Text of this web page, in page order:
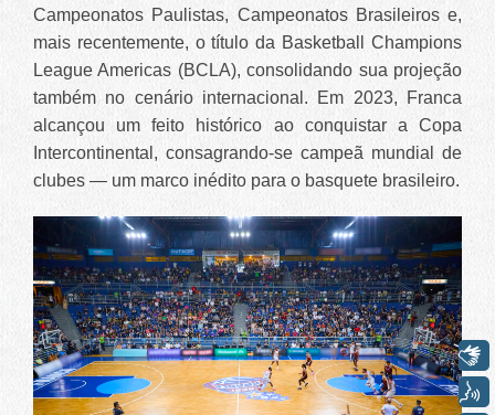
Campeonatos Paulistas, Campeonatos Brasileiros e,
mais recentemente, o título da Basketball Champions
League Americas (BCLA), consolidando sua projeção
também no cenário internacional. Em 2023, Franca
alcançou um feito histórico ao conquistar a Copa
Intercontinental, consagrando-se campeã mundial de
clubes — um marco inédito para o basquete brasileiro.
Libras
Voz